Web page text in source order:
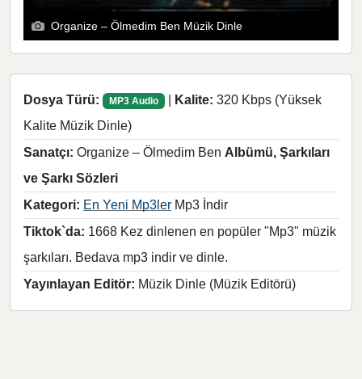
Organize – Ölmedim Ben Müzik Dinle
Dosya Türü: MP3 Audio | Kalite: 320 Kbps (Yüksek
Kalite Müzik Dinle)
Sanatçı: Organize – Ölmedim Ben Albümü, Şarkıları
ve Şarkı Sözleri
Kategori: En Yeni Mp3ler Mp3 İndir
Tiktok`da: 1668 Kez dinlenen en popüler "Mp3" müzik
şarkıları. Bedava mp3 indir ve dinle.
Yayınlayan Editör: Müzik Dinle (Müzik Editörü)